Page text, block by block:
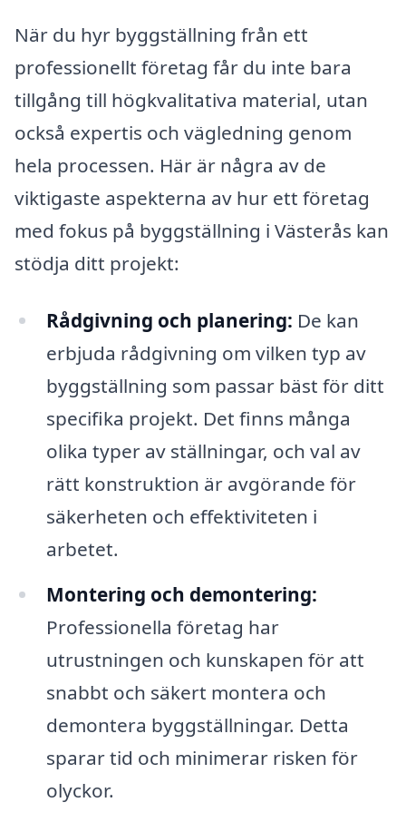
När du hyr byggställning från ett
professionellt företag får du inte bara
tillgång till högkvalitativa material, utan
också expertis och vägledning genom
hela processen. Här är några av de
viktigaste aspekterna av hur ett företag
med fokus på byggställning i Västerås kan
stödja ditt projekt:
Rådgivning och planering: De kan
erbjuda rådgivning om vilken typ av
byggställning som passar bäst för ditt
specifika projekt. Det finns många
olika typer av ställningar, och val av
rätt konstruktion är avgörande för
säkerheten och effektiviteten i
arbetet.
Montering och demontering:
Professionella företag har
utrustningen och kunskapen för att
snabbt och säkert montera och
demontera byggställningar. Detta
sparar tid och minimerar risken för
olyckor.